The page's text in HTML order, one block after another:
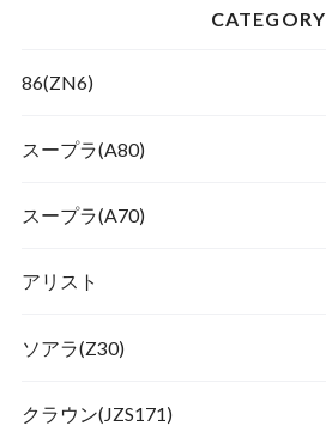
CATEGORY
86(ZN6)
スープラ(A80)
スープラ(A70)
アリスト
ソアラ(Z30)
クラウン(JZS171)